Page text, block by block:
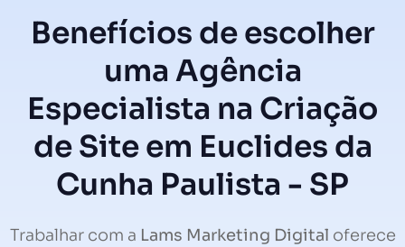
Benefícios de escolher
uma Agência
Especialista na Criação
de Site em Euclides da
Cunha Paulista - SP
Trabalhar com a Lams Marketing Digital oferece